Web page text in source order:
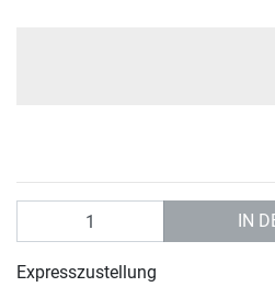
IN
Expresszustellung